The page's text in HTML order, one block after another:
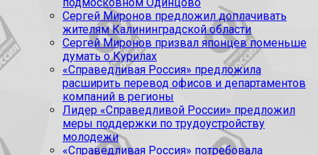
Сергей Миронов предложил доплачивать
жителям Калининградской области
Сергей Миронов призвал японцев поменьше
думать о Курилах
«Справедливая Россия» предложила
расширить перевод офисов и департаментов
компаний в регионы
Лидер «Справедливой России» предложил
меры поддержки по трудоустройству
молодежи
«Справедливая Россия» потребовала